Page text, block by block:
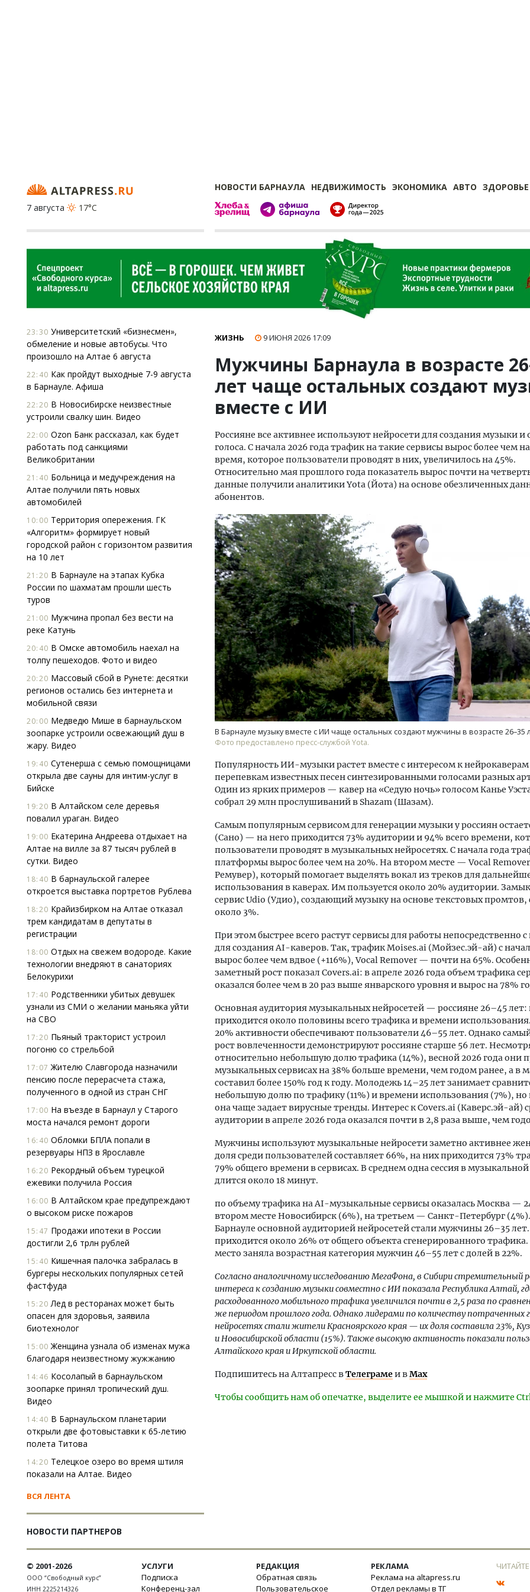
НОВОСТИ БАРНАУЛА НЕДВИЖИМОСТЬ ЭКОНОМИКА АВТО ЗДОРОВЬЕ
7 августа
17°C
23:30 Университетский «бизнесмен»,
обмеление и новые автобусы. Что
произошло на Алтае 6 августа
22:40 Как пройдут выходные 7-9 августа
в Барнауле. Афиша
22:20 В Новосибирске неизвестные
устроили свалку шин. Видео
22:00 Ozon Банк рассказал, как будет
работать под санкциями
Великобритании
21:40 Больница и медучреждения на
Алтае получили пять новых
автомобилей
10:00 Территория опережения. ГК
«Алгоритм» формирует новый
городской район с горизонтом развития
на 10 лет
21:20 В Барнауле на этапах Кубка
России по шахматам прошли шесть
туров
21:00 Мужчина пропал без вести на
реке Катунь
20:40 В Омске автомобиль наехал на
толпу пешеходов. Фото и видео
20:20 Массовый сбой в Рунете: десятки
регионов остались без интернета и
мобильной связи
20:00 Медведю Мише в барнаульском
зоопарке устроили освежающий душ в
жару. Видео
19:40 Сутенерша с семью помощницами
открыла две сауны для интим-услуг в
Бийске
19:20 В Алтайском селе деревья
повалил ураган. Видео
19:00 Екатерина Андреева отдыхает на
Алтае на вилле за 87 тысяч рублей в
сутки. Видео
18:40 В барнаульской галерее
откроется выставка портретов Рублева
18:20 Крайизбирком на Алтае отказал
трем кандидатам в депутаты в
регистрации
18:00 Отдых на свежем водороде. Какие
технологии внедряют в санаториях
Белокурихи
17:40 Родственники убитых девушек
узнали из СМИ о желании маньяка уйти
на СВО
17:20 Пьяный тракторист устроил
погоню со стрельбой
17:07 Жителю Славгорода назначили
пенсию после перерасчета стажа,
полученного в одной из стран СНГ
17:00 На въезде в Барнаул у Старого
моста начался ремонт дороги
16:40 Обломки БПЛА попали в
резервуары НПЗ в Ярославле
16:20 Рекордный объем турецкой
ежевики получила Россия
16:00 В Алтайском крае предупреждают
о высоком риске пожаров
15:47 Продажи ипотеки в России
достигли 2,6 трлн рублей
15:40 Кишечная палочка забралась в
бургеры нескольких популярных сетей
фастфуда
15:20 Лед в ресторанах может быть
опасен для здоровья, заявила
биотехнолог
15:00 Женщина узнала об изменах мужа
благодаря неизвестному жужжанию
14:46 Косолапый в барнаульском
зоопарке принял тропический душ.
Видео
14:40 В Барнаульском планетарии
открыли две фотовыставки к 65-летию
полета Титова
14:20 Телецкое озеро во время штиля
показали на Алтае. Видео
ВСЯ ЛЕНТА
НОВОСТИ ПАРТНЕРОВ
ЖИЗНЬ 9 ИЮНЯ 2026 17:09
Мужчины Барнаула в возрасте
лет чаще остальных создают
вместе с ИИ
Россияне все активнее используют нейросети для создания музыки и
голоса. С начала 2026 года трафик на такие сервисы вырос более чем
время, которое пользователи проводят в них, увеличилось на 45%.
Относительно мая прошлого года показатель вырос почти на
данные получили аналитики Yota (Йота) на основе обезличенных
абонентов.
В Барнауле музыку вместе с ИИ чаще остальных создают мужчины в возрасте 26–35
Фото предоставлено пресс-службой Yota.
Популярность ИИ-музыки растет вместе с интересом к
перепевкам известных песен синтезированными голосами разных
Один из ярких примеров — кавер на «Седую ночь» голосом Канье
собрал 29 млн прослушиваний в Shazam (Шазам).
Самым популярным сервисом для генерации музыки у россиян
(Сано) — на него приходится 73% аудитории и 94% всего времени,
пользователи проводят в музыкальных нейросетях. С начала года
платформы вырос более чем на 20%. На втором месте — Vocal
Ремувер), который помогает выделять вокал из треков для
использования в каверах. Им пользуется около 20% аудитории.
сервис Udio (Удио), создающий музыку на основе текстовых промтов,
около 3%.
При этом быстрее всего растут сервисы для работы непосредственно
для создания AI-каверов. Так, трафик Moises.ai (Мойзес.эй-ай) с
вырос более чем вдвое (+116%), Vocal Remover — почти на 65%.
заметный рост показал Covers.ai: в апреле 2026 года объем трафика
оказался более чем в 20 раз выше январского уровня и вырос на 78%
Основная аудитория музыкальных нейросетей — россияне 26–45 лет:
приходится около половины всего трафика и времени
20% активности обеспечивают пользователи 46–55 лет. Однако
рост вовлеченности демонстрируют россияне старше 56 лет.
относительно небольшую долю трафика (14%), весной 2026 года они
музыкальных сервисах на 38% больше времени, чем годом ранее, а в
составил более 150% год к году. Молодежь 14–25 лет занимает
небольшую долю по трафику (11%) и времени использования (7%),
она чаще задает вирусные тренды. Интерес к Covers.ai (Каверс.эй-ай)
аудитории в апреле 2026 года оказался почти в 2,8 раза выше, чем
Мужчины используют музыкальные нейросети заметно активнее
доля среди пользователей составляет 66%, на них приходится 73%
79% общего времени в сервисах. В среднем одна сессия в
длится около 18 минут.
по объему трафика на AI-музыкальные сервисы оказалась Москва —
втором месте Новосибирск (6%), на третьем — Санкт-Петербург
Барнауле основной аудиторией нейросетей стали мужчины 26–35
приходится около 26% от общего объекта сгенерированного
место заняла возрастная категория мужчин 46–55 лет с долей в 22%.
Согласно аналогичному исследованию МегаФона, в Сибири стремительный
интереса к созданию музыки совместно с ИИ показала Республика Алтай,
расходованного мобильного трафика увеличился почти в 2,5 раза по
же периодом прошлого года. Однако лидерами по количеству потраченных
нейросетях стали жители Красноярского края — их доля составила 23%,
и Новосибирской области (15%). Также высокую активность показали
Алтайского края и Иркутской области.
Подпишитесь на Алтапресс вТелеграмеи вMax
Чтобы сообщить нам об опечатке, выделите ее мышкой и нажмите
Смелость архитектурных
Генеральный директор
ЗИАС — об эстетике
трендах в фасадах и
СТРОИТЕЛЬСТВО
© 2001-2026
ООО “Свободный курс”
ИНН 2225214326
УСЛУГИ
Подписка
Конференц-зал
РЕДАКЦИЯ
Обратная связь
Пользовательское
РЕКЛАМА
Реклама на altapress.ru
Отдел рекламы в ТГ